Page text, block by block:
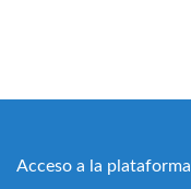
Acceso a la plataforma